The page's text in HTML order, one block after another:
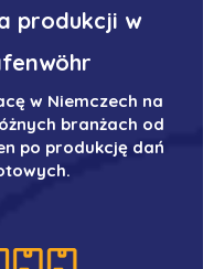
produkcji w
w Niemczech na
branżach od
po produkcję dań